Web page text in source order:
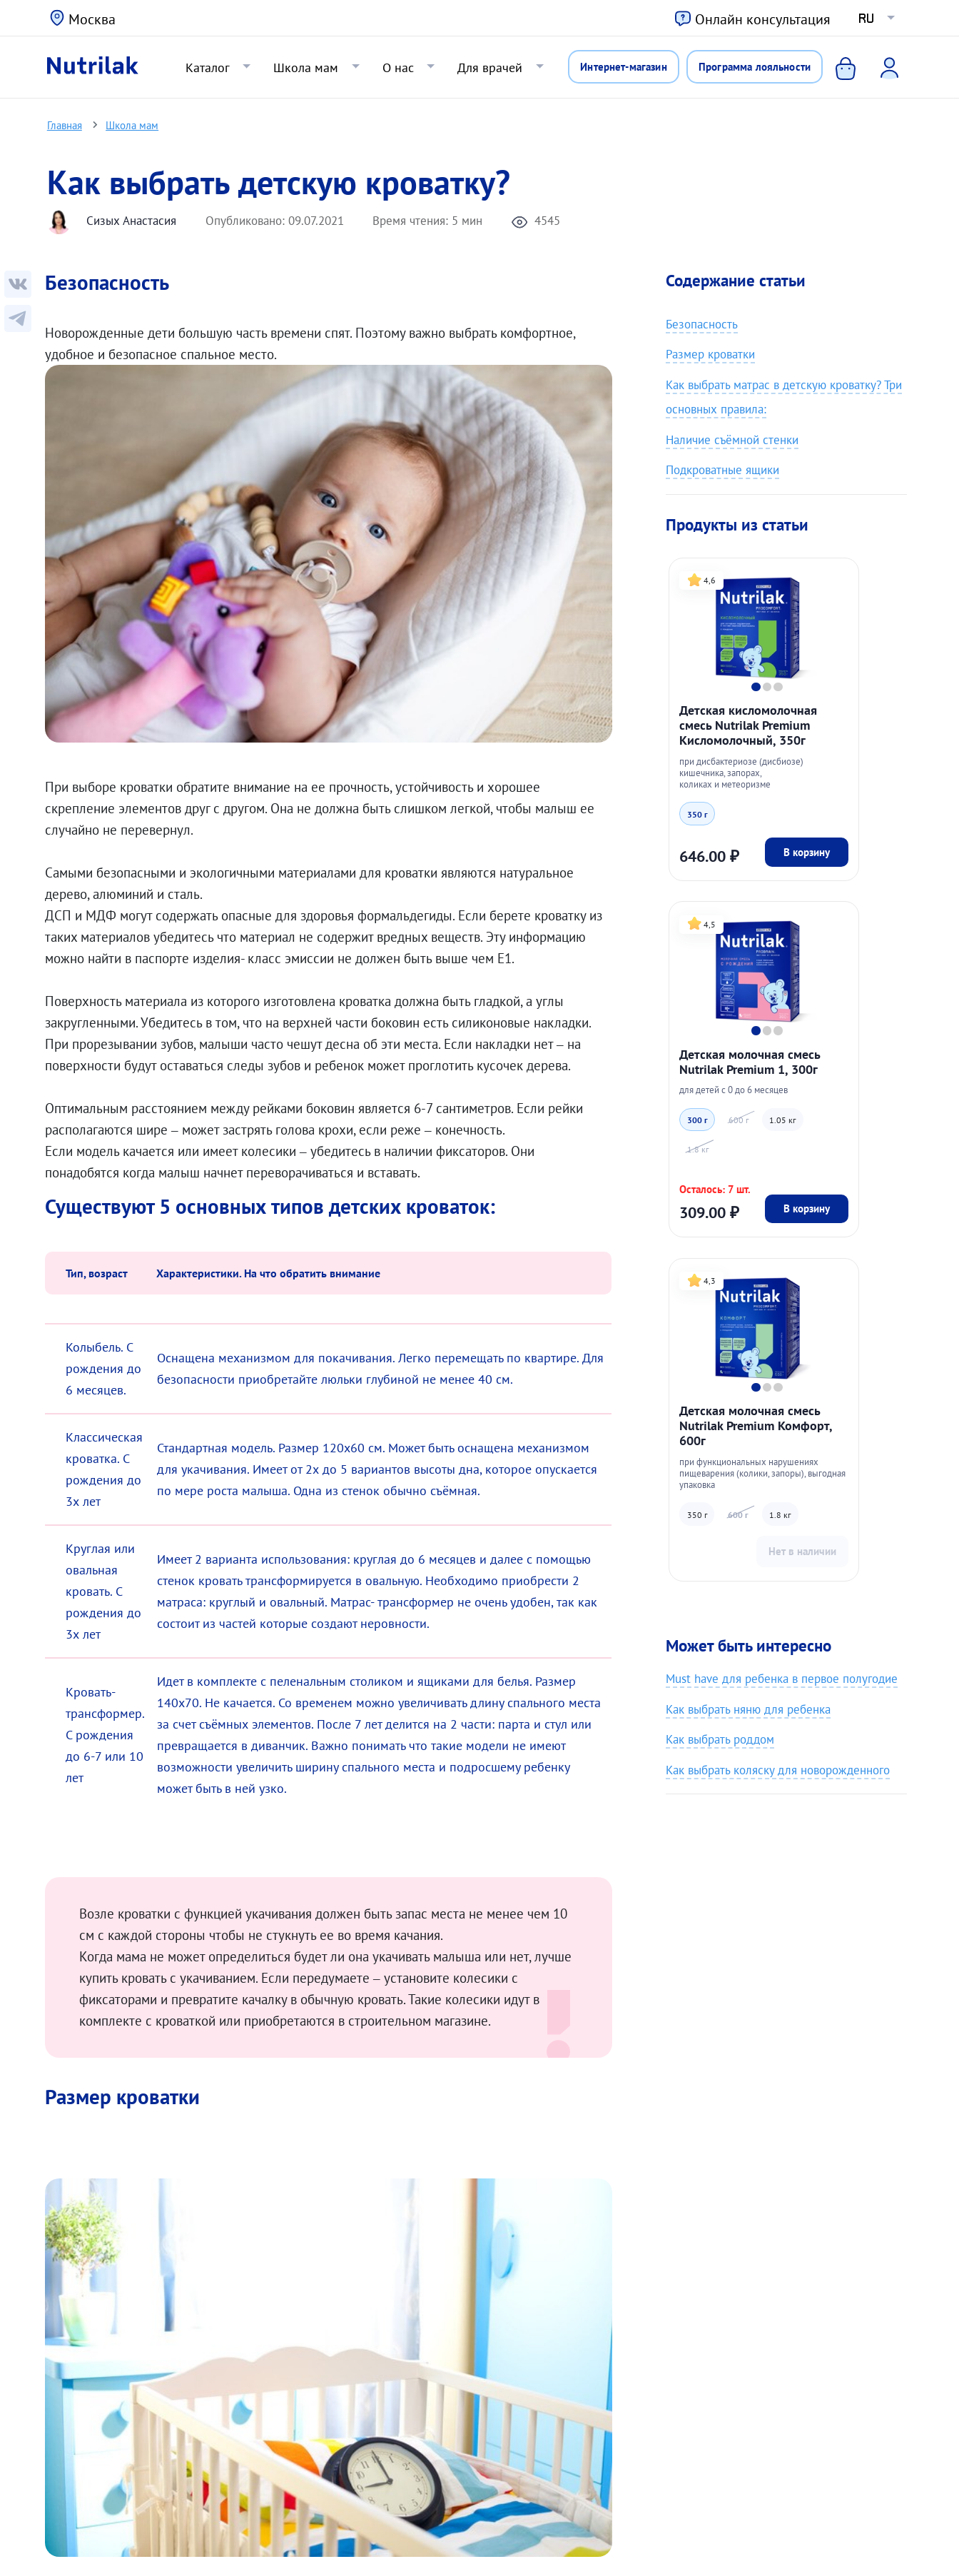
Москва Онлайн консультация RU
Каталог Школа мам О нас Для врачей Интернет-магазин Программа лояльности
Главная Школа мам
Как выбрать детскую кроватку?
Сизых Анастасия Опубликовано: 09.07.2021 Время чтения: 5 мин 4545
Безопасность
Новорожденные дети большую часть времени спят. Поэтому важно выбрать комфортное,
удобное и безопасное спальное место.
При выборе кроватки обратите внимание на ее прочность, устойчивость и хорошее
скрепление элементов друг с другом. Она не должна быть слишком легкой, чтобы малыш ее
случайно не перевернул.
Самыми безопасными и экологичными материалами для кроватки являются натуральное
дерево, алюминий и сталь.
ДСП и МДФ могут содержать опасные для здоровья формальдегиды. Если берете кроватку из
таких материалов убедитесь что материал не содержит вредных веществ. Эту информацию
можно найти в паспорте изделия- класс эмиссии не должен быть выше чем Е1.
Поверхность материала из которого изготовлена кроватка должна быть гладкой, а углы
закругленными. Убедитесь в том, что на верхней части боковин есть силиконовые накладки.
При прорезывании зубов, малыши часто чешут десна об эти места. Если накладки нет – на
поверхности будут оставаться следы зубов и ребенок может проглотить кусочек дерева.
Оптимальным расстоянием между рейками боковин является 6-7 сантиметров. Если рейки
располагаются шире – может застрять голова крохи, если реже – конечность.
Если модель качается или имеет колесики – убедитесь в наличии фиксаторов. Они
понадобятся когда малыш начнет переворачиваться и вставать.
Существуют 5 основных типов детских кроваток:
Тип, возраст Характеристики. На что обратить внимание
Колыбель. С
рождения до
6 месяцев.
Оснащена механизмом для покачивания. Легко перемещать по квартире. Для
безопасности приобретайте люльки глубиной не менее 40 см.
Классическая
кроватка. С
рождения до
3х лет
Стандартная модель. Размер 120х60 см. Может быть оснащена механизмом
для укачивания. Имеет от 2х до 5 вариантов высоты дна, которое опускается
по мере роста малыша. Одна из стенок обычно съёмная.
Круглая или
овальная
кровать. С
рождения до
3х лет
Имеет 2 варианта использования: круглая до 6 месяцев и далее с помощью
стенок кровать трансформируется в овальную. Необходимо приобрести 2
матраса: круглый и овальный. Матрас- трансформер не очень удобен, так как
состоит из частей которые создают неровности.
Кровать-
трансформер.
С рождения
до 6-7 или 10
лет
Идет в комплекте с пеленальным столиком и ящиками для белья. Размер
140х70. Не качается. Со временем можно увеличивать длину спального места
за счет съёмных элементов. После 7 лет делится на 2 части: парта и стул или
превращается в диванчик. Важно понимать что такие модели не имеют
возможности увеличить ширину спального места и подросшему ребенку
может быть в ней узко.
Возле кроватки с функцией укачивания должен быть запас места не менее чем 10
см с каждой стороны чтобы не стукнуть ее во время качания.
Когда мама не может определиться будет ли она укачивать малыша или нет, лучше
купить кровать с укачиванием. Если передумаете – установите колесики с
фиксаторами и превратите качалку в обычную кровать. Такие колесики идут в
комплекте с кроваткой или приобретаются в строительном магазине.
Размер кроватки
Содержание статьи
Безопасность
Размер кроватки
Как выбрать матрас в детскую кроватку? Три
основных правила:
Наличие съёмной стенки
Подкроватные ящики
Продукты из статьи
4,6
Детская кисломолочная
смесь Nutrilak Premium
Кисломолочный, 350г
при дисбактериозе (дисбиозе)
кишечника, запорах,
коликах и метеоризме
350 г
646.00₽ В корзину
4,5
Детская молочная смесь
Nutrilak Premium 1, 300г
для детей с 0 до 6 месяцев
300 г 600 г 1.05 кг
1.8 кг
309.00₽
Осталось: 7 шт.
В корзину
4,3
Детская молочная смесь
Nutrilak Premium Комфорт,
600г
при функциональных нарушениях
пищеварения (колики, запоры), выгодная
упаковка
350 г 600 г 1.8 кг
Нет в наличии
Может быть интересно
Must have для ребенка в первое полугодие
Как выбрать няню для ребенка
Как выбрать роддом
Как выбрать коляску для новорожденного